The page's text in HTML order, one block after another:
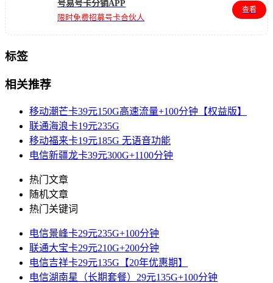
号易号卡分销APP
限时免费招募号卡合伙人
查看
标签
相关推荐
移动潮芒卡39元150G高速流量+100分钟【权益版】
联通海浪卡19元235G
移动福来卡19元185G 无语音功能
电信新疆龙卡39元300G+1100分钟
热门文章
随机文章
热门关键词
电信景峰卡29元235G+100分钟
联通大宝卡29元210G+200分钟
电信吉祥卡29元135G【20年优惠期】
电信湖南星（长期套餐）29元135G+100分钟